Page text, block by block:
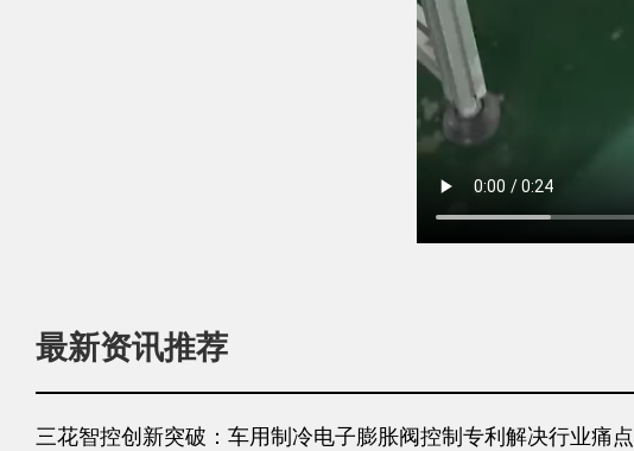
最新资讯推荐
三花智控创新突破：车用制冷电子膨胀阀控制专利解决行业痛点